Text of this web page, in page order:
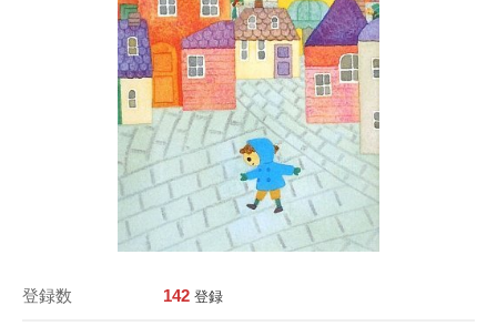
登録数 142 登録